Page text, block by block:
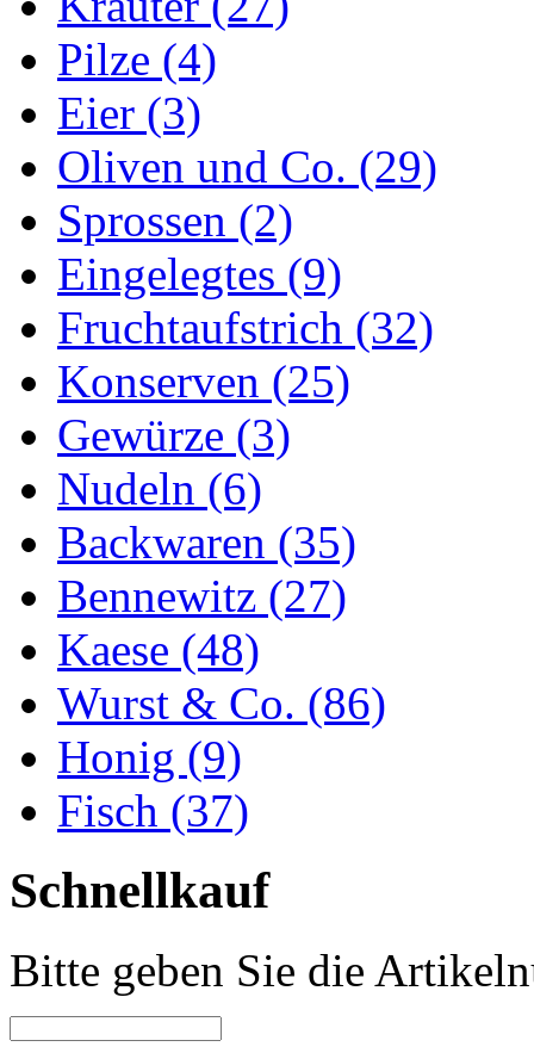
Pilze (4)
Eier (3)
Oliven und Co. (29)
Sprossen (2)
Eingelegtes (9)
Fruchtaufstrich (32)
Konserven (25)
Gewürze (3)
Nudeln (6)
Backwaren (35)
Bennewitz (27)
Kaese (48)
Wurst & Co. (86)
Honig (9)
Fisch (37)
Schnellkauf
Bitte geben Sie die